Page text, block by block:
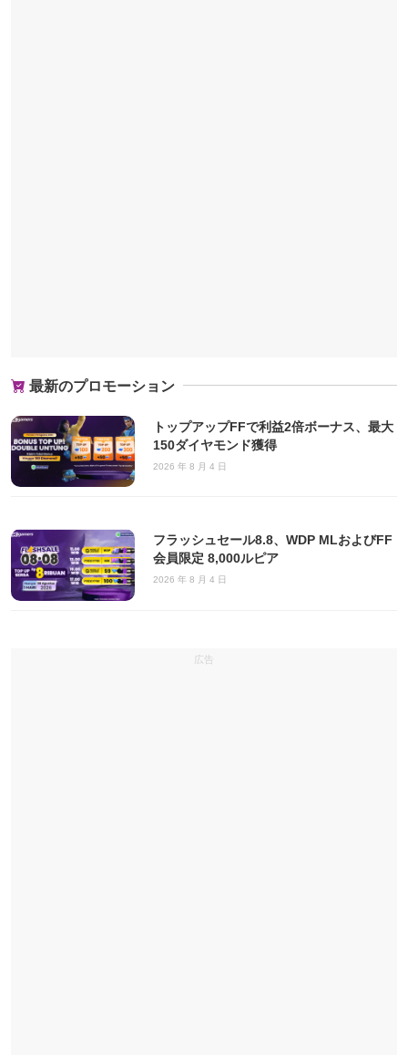
最新のプロモーション
トップアップFFで利益2倍ボーナス、最大
150ダイヤモンド獲得
2026 年 8 月 4 日
フラッシュセール8.8、WDP MLおよびFF
会員限定 8,000ルピア
2026 年 8 月 4 日
広告